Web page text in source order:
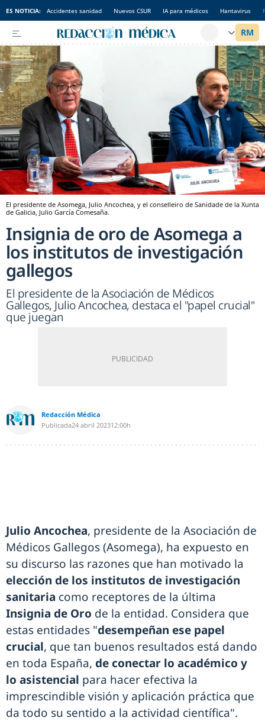
ES NOTICIA: Accidentes sanidad Nuevos CSUR IA para médicos Hantavirus
El presidente de Asomega, Julio Ancochea, y el conselleiro de Sanidade de la Xunta
de Galicia, Julio García Comesaña.
Insignia de oro de Asomega a
los institutos de investigación
gallegos
El presidente de la Asociación de Médicos
Gallegos, Julio Ancochea, destaca el "papel crucial"
que juegan
Redacción Médica
Publicada24 abril 202312:00h
Julio Ancochea, presidente de la Asociación de
Médicos Gallegos (Asomega), ha expuesto en
su discurso las razones que han motivado la
elección de los institutos de investigación
sanitaria como receptores de la última
Insignia de Oro de la entidad. Considera que
estas entidades "desempeñan ese papel
crucial, que tan buenos resultados está dando
en toda España, de conectar lo académico y
lo asistencial para hacer efectiva la
imprescindible visión y aplicación práctica que
da todo su sentido a la actividad científica".